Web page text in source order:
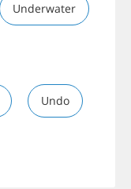
Underwater
Undo